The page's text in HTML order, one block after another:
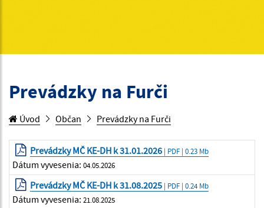
Prevádzky na Furči
Úvod Občan Prevádzky na Furči
Prevádzky MČ KE-DH k 31.01.2026 | PDF | 0.23 Mb
Dátum vyvesenia: 04.05.2026
Prevádzky MČ KE-DH k 31.08.2025 | PDF | 0.24 Mb
Dátum vyvesenia: 21.08.2025